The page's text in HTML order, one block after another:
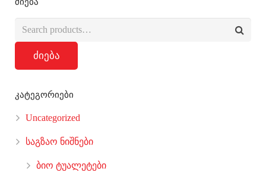
ძიება
კატეგორიები
Uncategorized
საგზაო ნიშნები
ბიო ტუალეტები